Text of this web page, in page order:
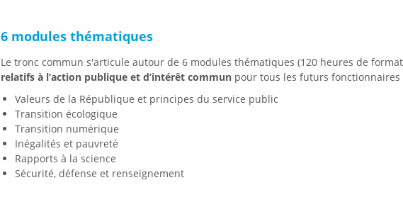
6 modules thématiques
Le tronc commun s'articule autour de 6 modules thématiques (120 heures de
relatifs à l’action publique et d’intérêt commun pour tous les futurs fonctionnaires
Valeurs de la République et principes du service public
Transition écologique
Transition numérique
Inégalités et pauvreté
Rapports à la science
Sécurité, défense et renseignement